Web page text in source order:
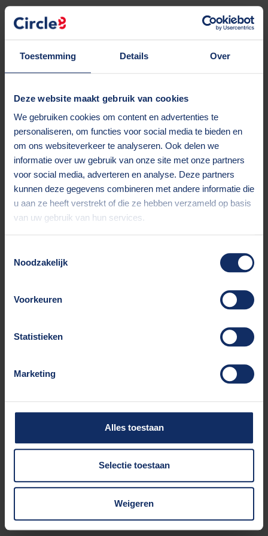
Toestemming Details Over
Deze website maakt gebruik van cookies
We gebruiken cookies om content en advertenties te
personaliseren, om functies voor social media te bieden en
om ons websiteverkeer te analyseren. Ook delen we
informatie over uw gebruik van onze site met onze partners
voor social media, adverteren en analyse. Deze partners
kunnen deze gegevens combineren met andere informatie die
u aan ze heeft verstrekt of die ze hebben verzameld op basis
van uw gebruik van hun services.
Noodzakelijk
Voorkeuren
Statistieken
Marketing
Alles toestaan
Selectie toestaan
Weigeren
Application error: a client-side exception has occurred (see the